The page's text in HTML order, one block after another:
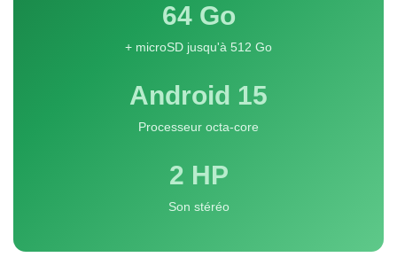
64 Go
+ microSD jusqu'à 512 Go
Android 15
Processeur octa-core
2 HP
Son stéréo